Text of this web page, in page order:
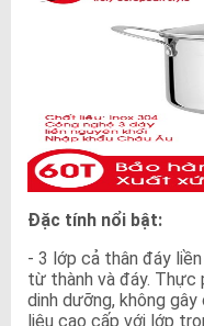
Đặc tính nổi bật:
- 3 lớp cả thân đáy
từ thành và đáy. Thực
dinh dưỡng, không
liệu cao cấp với lớp